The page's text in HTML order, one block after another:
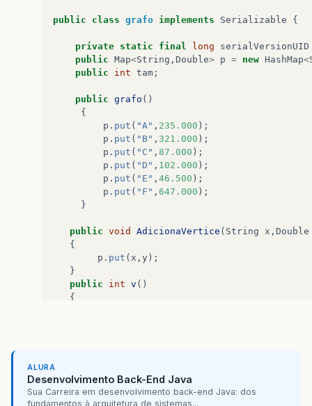
public class grafo implements Serializable {
private static final long
serialVersionUID
public Map<String , Double> p = new HashMap<
public
int tam ;
public grafo ()
{
p . put ( "A" , 235.000 );
p . put ( "B" , 321.000 );
p . put ( "C" , 87.000 );
p . put ( "D" , 102.000 );
p . put ( "E" , 46.500 );
p . put ( "F" , 647.000 );
}
public void AdicionaVertice ( String x , Double
{
p . put ( x , y );
}
public
int v ()
{
{
private static final long
ALURA
Desenvolvimento Back-End Java
Sua Carreira em desenvolvimento back-end Java: dos
fundamentos à arquitetura de sistemas...